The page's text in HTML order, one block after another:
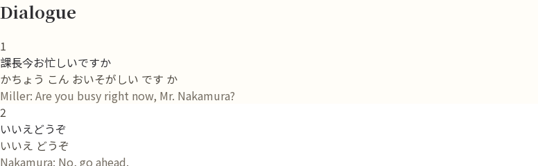
Dialogue
1
課長今お忙しいですか
かちょう こん おいそがしい です か
Miller: Are you busy right now, Mr. Nakamura?
2
いいえどうぞ
いいえ どうぞ
Nakamura: No, go ahead.